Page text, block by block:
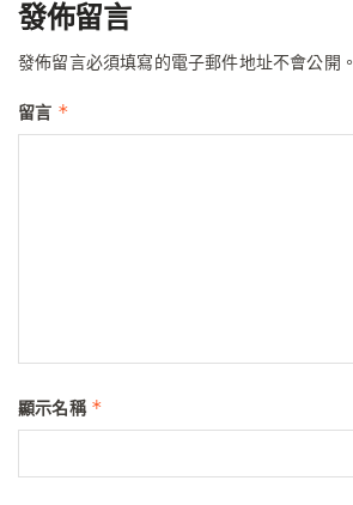
發佈留言
發佈留言必須填寫的電子郵件地址不會公開。
留言 *
顯示名稱 *